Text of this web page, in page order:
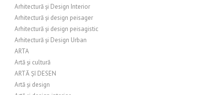
Arhitectură și Design Interior
Arhitectură și design peisager
Arhitectură și design peisagistic
Arhitectură și Design Urban
ARTA
Artă și cultură
ARTĂ ȘI DESEN
Artă și design